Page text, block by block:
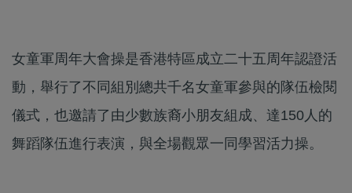
女童軍周年大會操是香港特區成立二十五周年認證活
動，舉行了不同組別總共千名女童軍參與的隊伍檢閱
儀式，也邀請了由少數族裔小朋友組成、達150人的
舞蹈隊伍進行表演，與全場觀眾一同學習活力操。